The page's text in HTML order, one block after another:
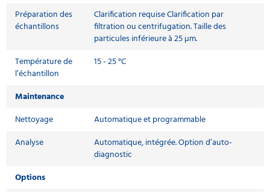
Préparation des
échantillons
Clarification requise Clarification par
filtration ou centrifugation. Taille des
particules inférieure à 25 µm.
Température de
l’échantillon
15 - 25 °C
Maintenance
Nettoyage
Automatique et programmable
Analyse
Automatique, intégrée. Option d’auto-
diagnostic
Options